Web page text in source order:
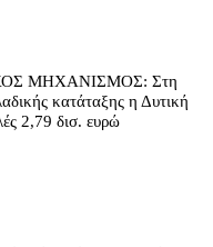
ΜΗΧΑΝΙΣΜΟΣ: Στη
κατάταξης η Δυτική
2,79 δισ. ευρώ